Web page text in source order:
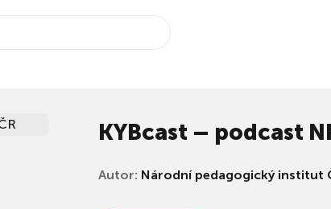
KYBcast – podcast
Autor: Národní pedagogický institut